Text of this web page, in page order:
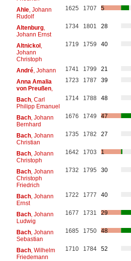
Ahle, Johann
Rudolf
1625 1707 5
Altenburg,
Johann Ernst
1734 1801 28
Altnickol,
Johann
Christoph
1719 1759 40
André, Johann 1741 1799
21
Anna Amalia
von Preußen,
1723 1787 39
Bach, Carl
Philipp Emanuel
1714 1788 48
Bach, Johann
Bernhard
1676 1749 47
Bach, Johann
Christian
1735 1782 27
Bach, Johann
Christoph
1642 1703 1
Bach, Johann
Christoph
Friedrich
1732 1795 30
Bach, Johann
Ernst
1722 1777 40
Bach, Johann
Ludwig
1677 1731 29
Bach, Johann
Sebastian
1685 1750 48
Bach, Wilhelm
Friedemann
1710 1784 52